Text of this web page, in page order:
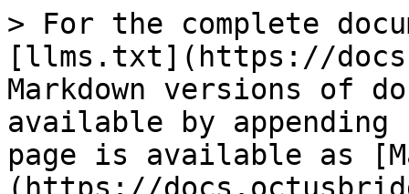
> For the complete
[llms.txt](https://
Markdown versions of
available by
page is available as